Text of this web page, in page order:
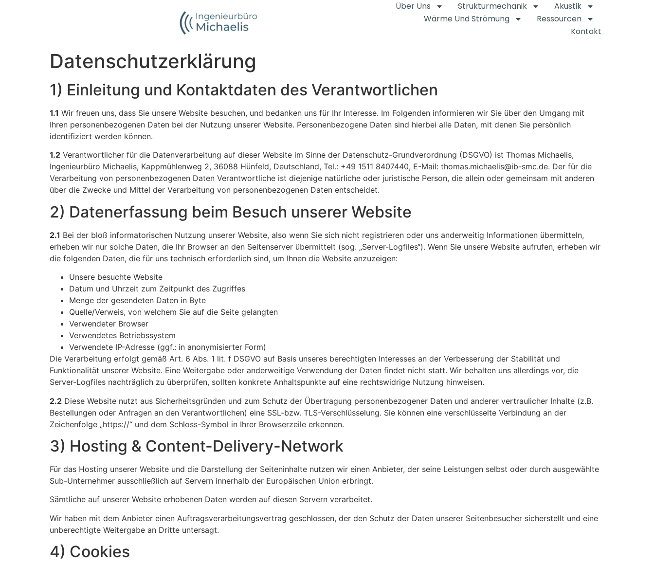
Über Uns Strukturmechanik
Akustik
Wärme Und Strömung
Ressourcen
Kontakt
Datenschutzerklärung
1) Einleitung und Kontaktdaten des Verantwortlichen
1.1 Wir freuen uns, dass Sie unsere Website besuchen, und bedanken uns für Ihr Interesse. Im Folgenden informieren wir Sie über den Umgang mit
Ihren personenbezogenen Daten bei der Nutzung unserer Website. Personenbezogene Daten sind hierbei alle Daten, mit denen Sie persönlich
identifiziert werden können.
1.2 Verantwortlicher für die Datenverarbeitung auf dieser Website im Sinne der Datenschutz-Grundverordnung (DSGVO) ist Thomas Michaelis,
Ingenieurbüro Michaelis, Kappmühlenweg 2, 36088 Hünfeld, Deutschland, Tel.: +49 1511 8407440, E-Mail: thomas.michaelis@ib-smc.de. Der für die
Verarbeitung von personenbezogenen Daten Verantwortliche ist diejenige natürliche oder juristische Person, die allein oder gemeinsam mit anderen
über die Zwecke und Mittel der Verarbeitung von personenbezogenen Daten entscheidet.
2) Datenerfassung beim Besuch unserer Website
2.1 Bei der bloß informatorischen Nutzung unserer Website, also wenn Sie sich nicht registrieren oder uns anderweitig Informationen übermitteln,
erheben wir nur solche Daten, die Ihr Browser an den Seitenserver übermittelt (sog. „Server-Logfiles“). Wenn Sie unsere Website aufrufen, erheben wir
die folgenden Daten, die für uns technisch erforderlich sind, um Ihnen die Website anzuzeigen:
Unsere besuchte Website
Datum und Uhrzeit zum Zeitpunkt des Zugriffes
Menge der gesendeten Daten in Byte
Quelle/Verweis, von welchem Sie auf die Seite gelangten
Verwendeter Browser
Verwendetes Betriebssystem
Verwendete IP-Adresse (ggf.: in anonymisierter Form)
Die Verarbeitung erfolgt gemäß Art. 6 Abs. 1 lit. f DSGVO auf Basis unseres berechtigten Interesses an der Verbesserung der Stabilität und
Funktionalität unserer Website. Eine Weitergabe oder anderweitige Verwendung der Daten findet nicht statt. Wir behalten uns allerdings vor, die
Server-Logfiles nachträglich zu überprüfen, sollten konkrete Anhaltspunkte auf eine rechtswidrige Nutzung hinweisen.
2.2 Diese Website nutzt aus Sicherheitsgründen und zum Schutz der Übertragung personenbezogener Daten und anderer vertraulicher Inhalte (z.B.
Bestellungen oder Anfragen an den Verantwortlichen) eine SSL-bzw. TLS-Verschlüsselung. Sie können eine verschlüsselte Verbindung an der
Zeichenfolge „https://“ und dem Schloss-Symbol in Ihrer Browserzeile erkennen.
3) Hosting & Content-Delivery-Network
Für das Hosting unserer Website und die Darstellung der Seiteninhalte nutzen wir einen Anbieter, der seine Leistungen selbst oder durch ausgewählte
Sub-Unternehmer ausschließlich auf Servern innerhalb der Europäischen Union erbringt.
Sämtliche auf unserer Website erhobenen Daten werden auf diesen Servern verarbeitet.
Wir haben mit dem Anbieter einen Auftragsverarbeitungsvertrag geschlossen, der den Schutz der Daten unserer Seitenbesucher sicherstellt und eine
unberechtigte Weitergabe an Dritte untersagt.
4) Cookies